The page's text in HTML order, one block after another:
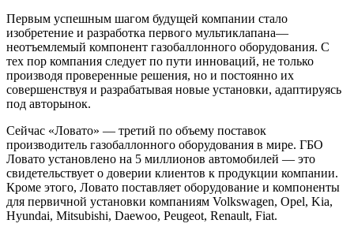
Первым успешным шагом будущей компании стало
изобретение и разработка первого мультиклапана—
неотъемлемый компонент газобаллонного оборудования. С
тех пор компания следует по пути инноваций, не только
производя проверенные решения, но и постоянно их
совершенствуя и разрабатывая новые установки, адаптируясь
под авторынок.
Сейчас «Ловато» — третий по объему поставок
производитель газобаллонного оборудования в мире. ГБО
Ловато установлено на 5 миллионов автомобилей — это
свидетельствует о доверии клиентов к продукции компании.
Кроме этого, Ловато поставляет оборудование и компоненты
для первичной установки компаниям Volkswagen, Opel, Kia,
Hyundai, Mitsubishi, Daewoo, Peugeot, Renault, Fiat.